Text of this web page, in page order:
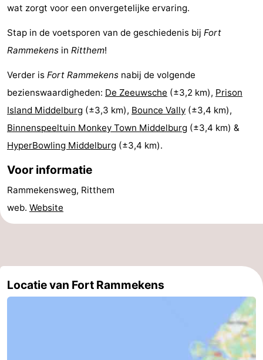
Schouwen
Natuur
Oranjezon
-
Oostkapelle
-
de
Mantelingen
Domburg
-
Westkapelle
-
Zoutelande
-
Natuur
Walcherse
bos
-
Dishoek
-
Middelburg
Zeeuws-
Sluis
-
wat zorgt voor een onvergetelijke ervaring.
Stap in de voetsporen van de geschiedenis bij Fort
Rammekens in Ritthem!
Verder is Fort Rammekens nabij de volgende
bezienswaardigheden: De Zeeuwsche (±3,2 km), Prison
Island Middelburg (±3,3 km), Bounce Vally (±3,4 km),
Binnenspeeltuin Monkey Town Middelburg (±3,4 km) &
HyperBowling Middelburg (±3,4 km).
Voor informatie
Rammekensweg, Ritthem
web. Website
Locatie van Fort Rammekens